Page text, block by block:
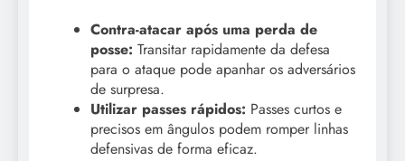
Contra-atacar após uma perda de
posse: Transitar rapidamente da defesa
para o ataque pode apanhar os adversários
de surpresa.
Utilizar passes rápidos: Passes curtos e
precisos em ângulos podem romper linhas
defensivas de forma eficaz.